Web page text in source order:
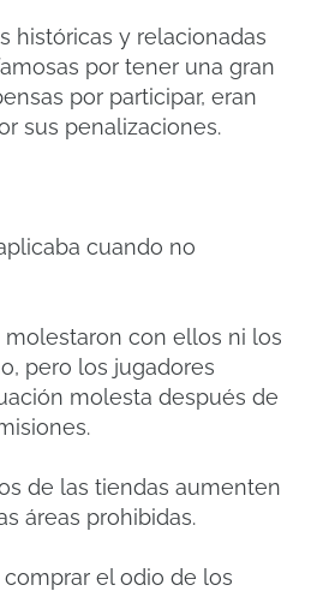
históricas y relacionadas
por tener una gran
por participar, eran
sus penalizaciones.
cuando no
molestaron con ellos ni los
pero los jugadores
molesta después de
de las tiendas aumenten
áreas prohibidas.
el odio de los